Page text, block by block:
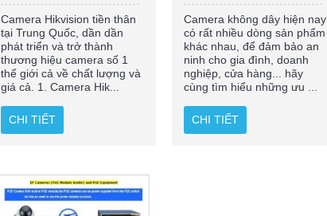
Camera Hikvision tiền thân
tại Trung Quốc, dần dần
phát triển và trở thành
thương hiệu camera số 1
thế giới cả về chất lượng và
giá cả. 1. Camera Hik...
CHI TIẾT
Camera không dây hiện nay
có rất nhiều dòng sản phẩm
khác nhau, để đảm bảo an
ninh cho gia đình, doanh
nghiệp, cửa hàng... hãy
cùng tìm hiểu những ưu ...
CHI TIẾT